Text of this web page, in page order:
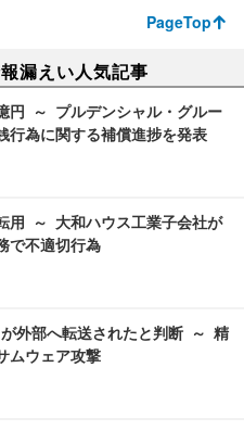
PageTop
漏えい人気記事
円 ～ プルデンシャル・グルー
行為に関する補償進捗を発表
用 ～ 大和ハウス工業子会社が
で不適切行為
外部へ転送されたと判断 ～ 精
ムウェア攻撃